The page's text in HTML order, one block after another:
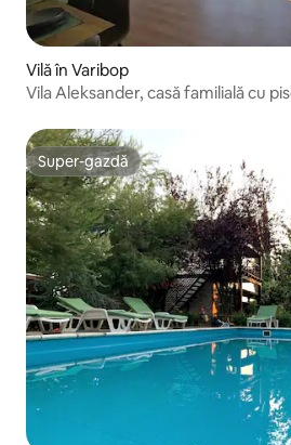
Vilă în Varibop
Vila Aleksander, casă familială cu
Super-gazdă
Super-gazdă